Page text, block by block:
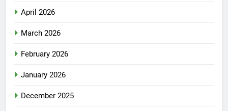
April 2026
March 2026
February 2026
January 2026
December 2025